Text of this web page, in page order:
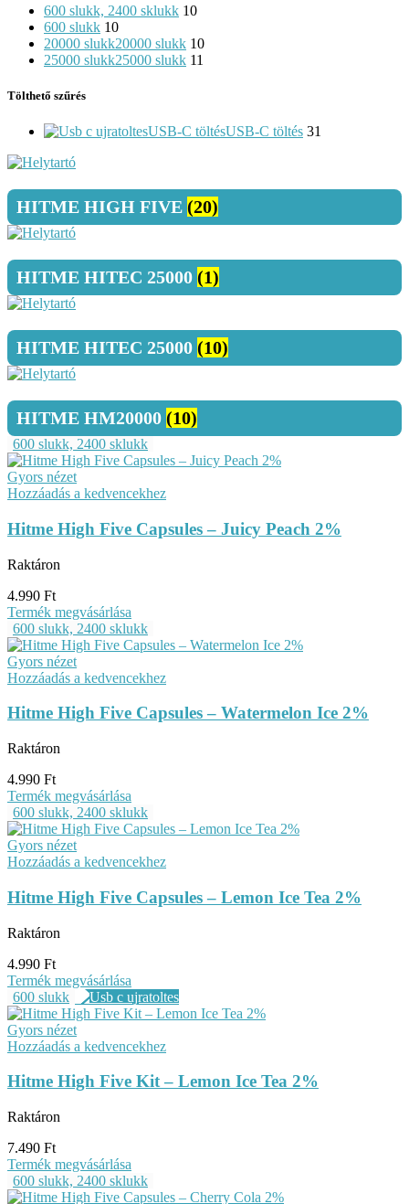
600 slukk, 2400 sklukk 10
600 slukk 10
20000 slukk20000 slukk 10
25000 slukk25000 slukk 11
Tölthető szűrés
USB-C töltésUSB-C töltés 31
HITME HIGH FIVE (20)
HITME HITEC 25000 (1)
HITME HITEC 25000 (10)
HITME HM20000 (10)
600 slukk, 2400 sklukk
Gyors nézet
Hozzáadás a kedvencekhez
Hitme High Five Capsules – Juicy Peach 2%
Raktáron
4.990 Ft
Termék megvásárlása
600 slukk, 2400 sklukk
Gyors nézet
Hozzáadás a kedvencekhez
Hitme High Five Capsules – Watermelon Ice 2%
Raktáron
4.990 Ft
Termék megvásárlása
600 slukk, 2400 sklukk
Gyors nézet
Hozzáadás a kedvencekhez
Hitme High Five Capsules – Lemon Ice Tea 2%
Raktáron
4.990 Ft
Termék megvásárlása
600 slukk
Gyors nézet
Hozzáadás a kedvencekhez
Hitme High Five Kit – Lemon Ice Tea 2%
Raktáron
7.490 Ft
Termék megvásárlása
600 slukk, 2400 sklukk